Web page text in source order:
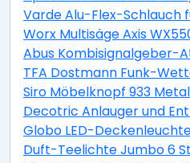
Varde Alu-Flex-Schlauch
Worx Multisäge Axis
Abus Kombisignalgeber-
TFA Dostmann Funk-
Siro Möbelknopf 933
Decotric Anlauger und
Globo LED-Deckenleuchte
Duft-Teelichte Jumbo 6